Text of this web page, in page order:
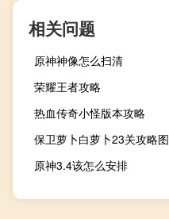
相关问题
原神神像怎么扫清
荣耀王者攻略
热血传奇小怪版本攻略
保卫萝卜白萝卜23关攻略图
原神3.4该怎么安排